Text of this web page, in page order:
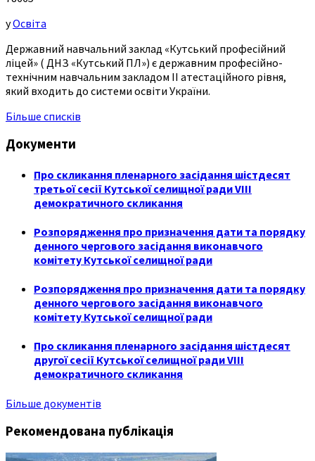
уОсвіта
Державний навчальний заклад «Кутський професійний
ліцей» ( ДНЗ «Кутський ПЛ») є державним професійно-
технічним навчальним закладом ІІ атестаційного рівня,
який входить до системи освіти України.
Більше списків
Документи
Про скликання пленарного засідання шістдесят
третьої сесії Кутської селищної ради VIII
демократичного скликання
Розпорядження про призначення дати та порядку
денного чергового засідання виконавчого
комітету Кутської селищної ради
Розпорядження про призначення дати та порядку
денного чергового засідання виконавчого
комітету Кутської селищної ради
Про скликання пленарного засідання шістдесят
другої сесії Кутської селищної ради VIII
демократичного скликання
Більше документів
Рекомендована публікація